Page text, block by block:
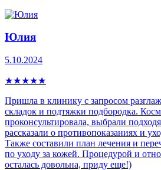
Юлия
5.10.2024
★★★★★
Пришла в клинику с запросом
складок и подтяжки подбородка.
проконсультировала, выбрали
рассказали о противопоказаниях и
Также составили план лечения и
по уходу за кожей. Процедурой и
осталась довольна, приду еще!)